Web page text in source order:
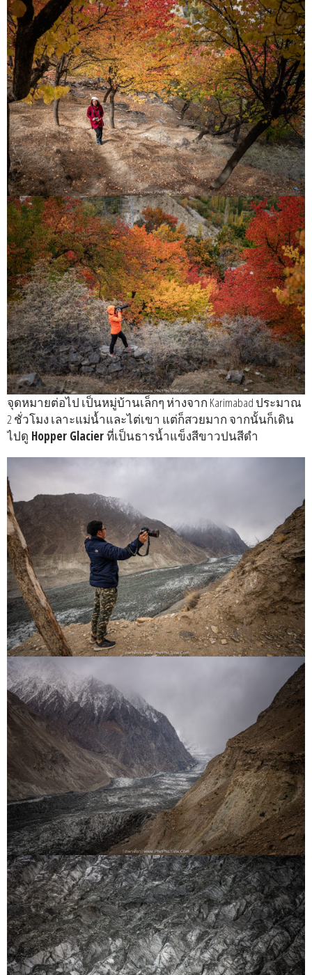
จุดหมายต่อไป เป็นหมู่บ้านเล็กๆ ห่างจาก Karimabad ประมาณ
2 ชั่วโมง เลาะแม่น้ำและไต่เขา แต่ก็สวยมาก จากนั้นก็เดิน
ไปดู Hopper Glacierที่เป็นธารน้ำแข็งสีขาวปนสีดำ